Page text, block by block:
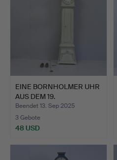
EINE BORNHOLMER UHR
AUS DEM 19.
JAHRHUNDER…
Beendet 13. Sep 2025
3 Gebote
48 USD